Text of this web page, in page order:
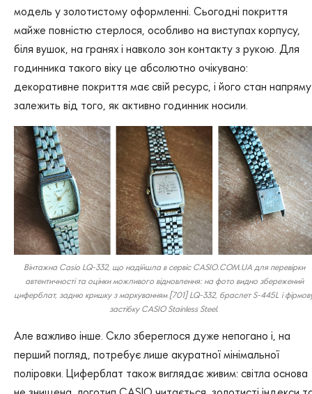
модель у золотистому оформленні. Сьогодні покриття
майже повністю стерлося, особливо на виступах корпусу,
біля вушок, на гранях і навколо зон контакту з рукою. Для
годинника такого віку це абсолютно очікувано:
декоративне покриття має свій ресурс, і його стан напряму
залежить від того, як активно годинник носили.
Вінтажна Casio LQ-332, що надійшла в сервіс CASIO.COM.UA для перевірки
автентичності та оцінки можливого відновлення: на фото видно збережений
циферблат, задню кришку з маркуванням [701] LQ-332, браслет S-445L і
застібку CASIO Stainless Steel.
Але важливо інше. Скло збереглося дуже непогано і, на
перший погляд, потребує лише акуратної мінімальної
поліровки. Циферблат також виглядає живим: світла основа